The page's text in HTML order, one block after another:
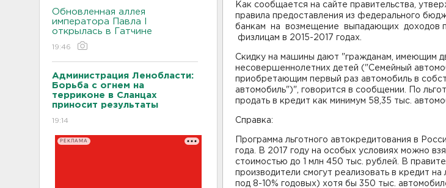
Обновленная аллея
императора Павла I
открылась в Гатчине
19:46
Администрация Ленобласти:
Борьба с огнем на
терриконе в Сланцах
приносит результаты
19:14
РЕКЛАМА
Как сообщается на сайте правительства,
правила предоставления из федерального
банкам на возмещение выпадающих доходов
физлицам в 2015-2017 годах.
Скидку на машины дают "гражданам, имеющим
несовершеннолетних детей ("Семейный
приобретающим первый раз автомобиль в
автомобиль")", говорится в сообщении. По
продать в кредит как минимум 58,35 тыс.
Справка:
Программа льготного автокредитования в
года. В 2017 году на особых условиях можно
стоимостью до 1 млн 450 тыс. рублей. В
производители смогут реализовать в кредит на
под 8-10% годовых) хотя бы 350 тыс.